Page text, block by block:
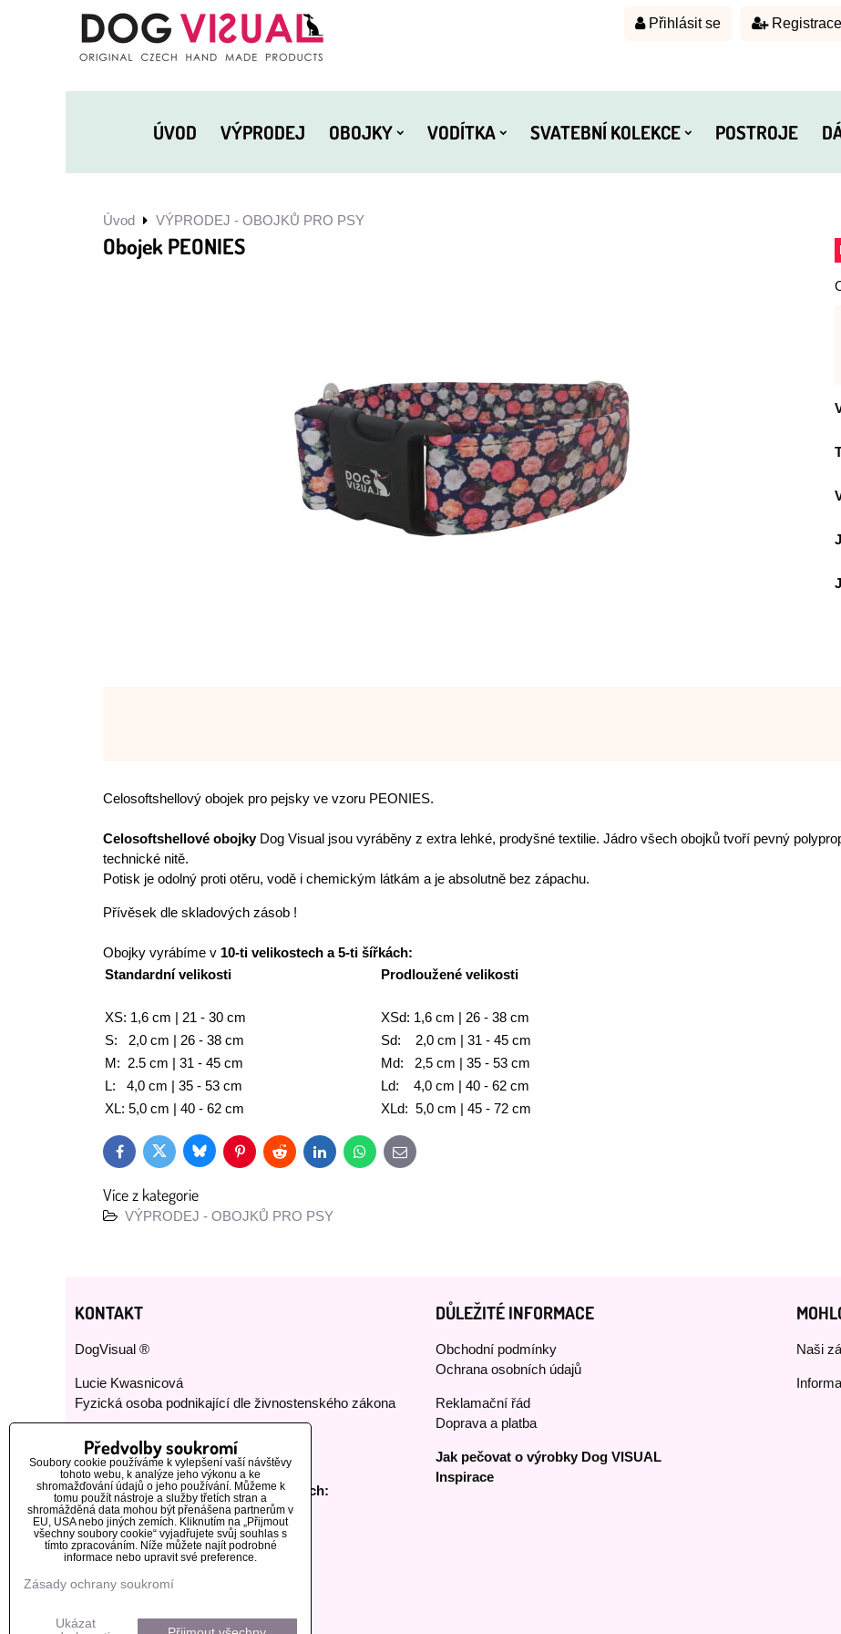
Přihlásit se Registrace
ÚVOD VÝPRODEJ OBOJKY VODÍTKA SVATEBNÍ KOLEKCE POSTROJE
Úvod VÝPRODEJ - OBOJKŮ PRO PSY
Obojek PEONIES
Celosoftshellový obojek pro pejsky ve vzoru PEONIES.
Celosoftshellové obojky Dog Visual jsou vyráběny z extra lehké, prodyšné textilie. Jádro všech obojků tvoří pevný
technické nitě.
Potisk je odolný proti otěru, vodě i chemickým látkám a je absolutně bez zápachu.
Přívěsek dle skladových zásob !
Obojky vyrábíme v 10-ti velikostech a 5-ti šířkách:
Standardní velikosti
Prodloužené velikosti
XS: 1,6 cm | 21 - 30 cm
XSd: 1,6 cm | 26 - 38 cm
S: 2,0 cm | 26 - 38 cm
Sd: 2,0 cm | 31 - 45 cm
M: 2.5 cm | 31 - 45 cm
Md: 2,5 cm | 35 - 53 cm
L: 4,0 cm | 35 - 53 cm
Ld: 4,0 cm | 40 - 62 cm
XL: 5,0 cm | 40 - 62 cm
XLd: 5,0 cm | 45 - 72 cm
FacebookTwitter BlueskyPinterestReddit LinkedInWhatsApp
E-
mail
Více z kategorie
VÝPRODEJ - OBOJKŮ PRO PSY
KONTAKT
DogVisual ®
Lucie Kwasnicová
Fyzická osoba podnikající dle živnostenského zákona
E-mail:
dog-visual@dog-visual.com
Telefon:+420 776 440 464
Sledujte nás na našich sociálních sítích:
DŮLEŽITÉ INFORMACE
Obchodní podmínky
Ochrana osobních údajů
Reklamační řád
Doprava a platba
Jak pečovat o výrobky Dog VISUAL
Inspirace
Naši
Předvolby soukromí
Soubory cookie používáme k vylepšení vaší návštěvy
tohoto webu, k analýze jeho výkonu a ke
shromažďování údajů o jeho používání. Můžeme k
tomu použít nástroje a služby třetích stran a
shromážděná data mohou být přenášena partnerům v
EU, USA nebo jiných zemích. Kliknutím na „Přijmout
všechny soubory cookie“ vyjadřujete svůj souhlas s
tímto zpracováním. Níže můžete najít podrobné
informace nebo upravit své preference.
Zásady ochrany soukromí
Ukázat